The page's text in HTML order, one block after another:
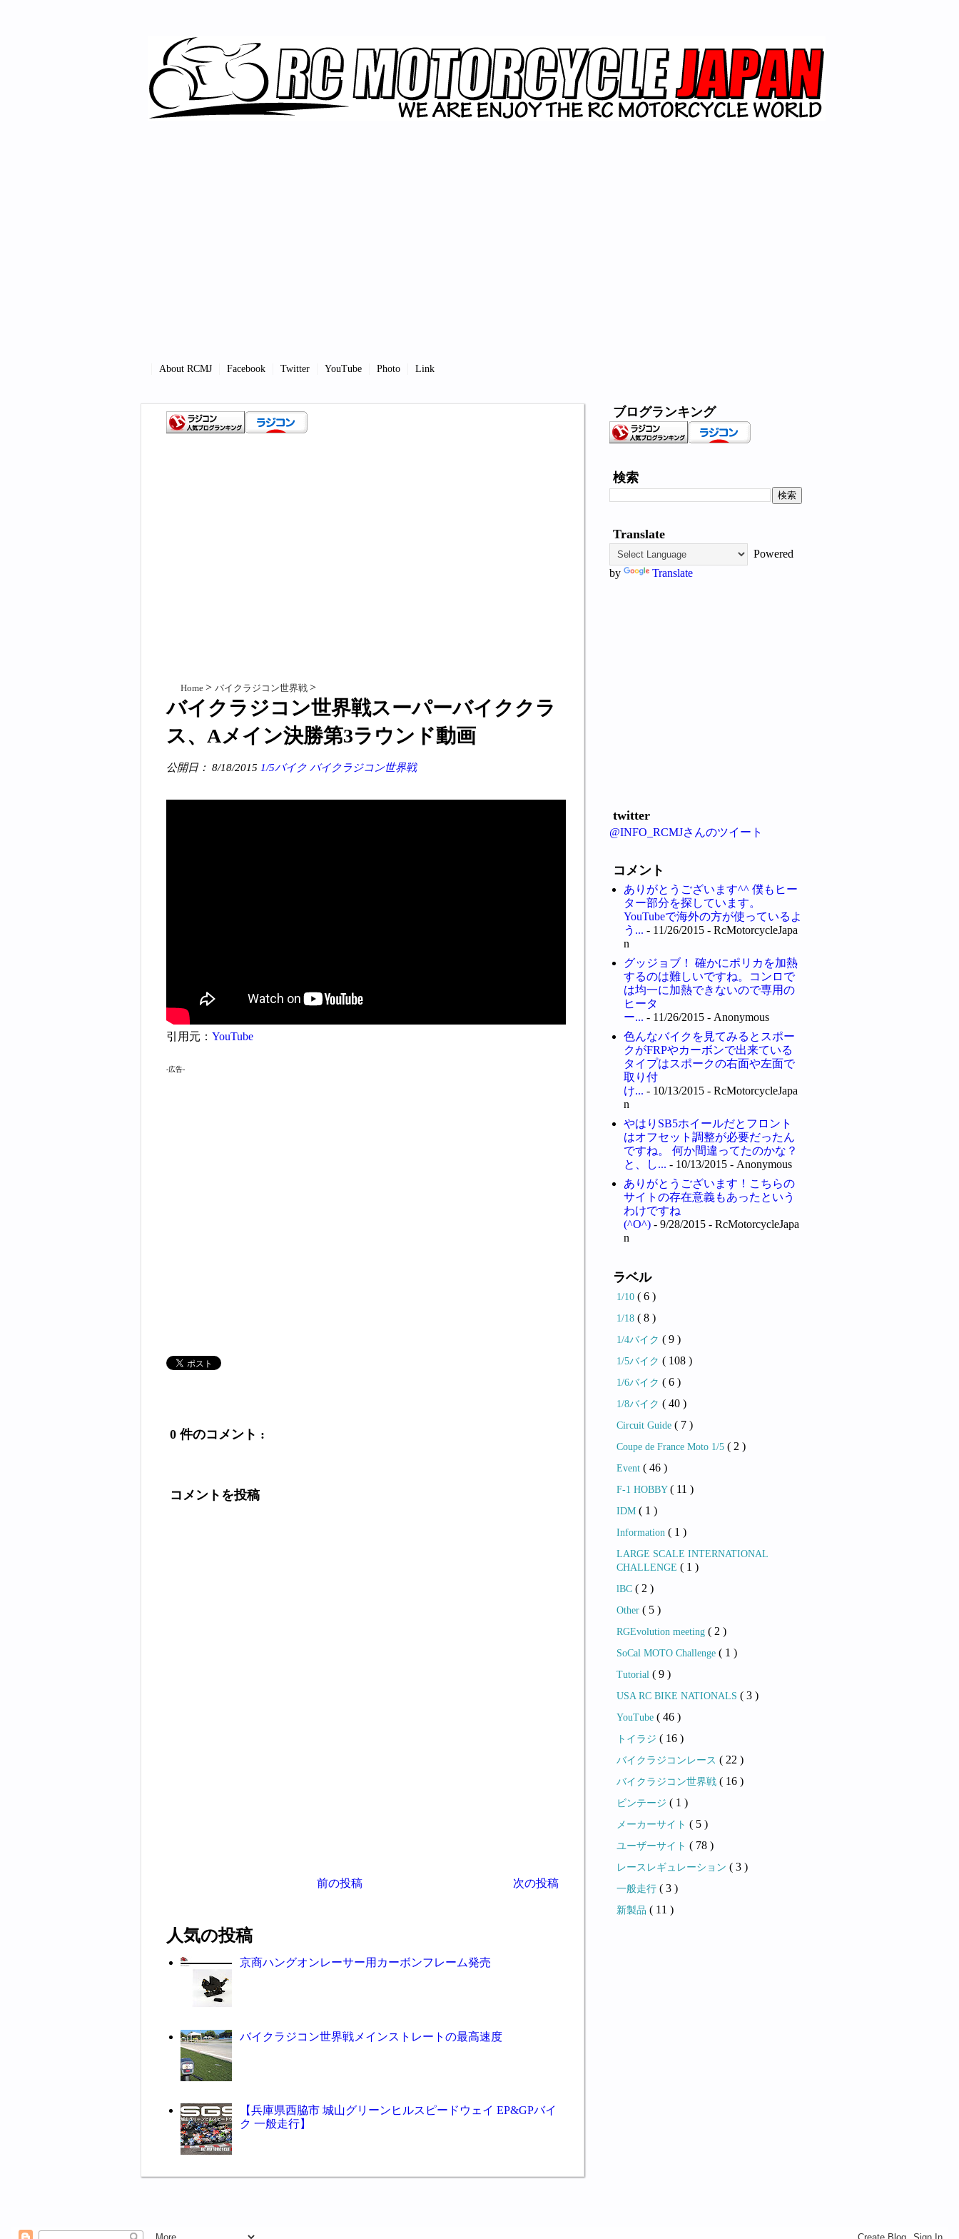
About RCMJ Facebook Twitter YouTube Photo Link
Home バイクラジコン世界戦
バイクラジコン世界戦スーパーバイククラ
ス、Aメイン決勝第3ラウンド動画
公開日： 8/18/2015 1/5バイク バイクラジコン世界戦
引用元： YouTube
-広告-
0 件のコメント :
コメントを投稿
前の投稿 次の投稿
人気の投稿
京商ハングオンレーサー用カーボンフレーム発売
バイクラジコン世界戦メインストレートの最高速度
【兵庫県西脇市 城山グリーンヒルスピードウェイ EP&GPバイ
ク 一般走行】
ブログランキング
検索
Translate
Powered
by
Translate
twitter
@INFO_RCMJさんのツイート
コメント
ありがとうございます^^ 僕もヒー
ター部分を探しています。
YouTubeで海外の方が使っているよ
う... - 11/26/2015 - RcMotorcycleJapa
n
グッジョブ！ 確かにポリカを加熱
するのは難しいですね。コンロで
は均一に加熱できないので専用の
ヒータ
ー... - 11/26/2015 - Anonymous
色んなバイクを見てみるとスポー
クがFRPやカーボンで出来ている
タイプはスポークの右面や左面で
取り付
け... - 10/13/2015 - RcMotorcycleJapa
n
やはりSB5ホイールだとフロント
はオフセット調整が必要だったん
ですね。 何か間違ってたのかな？
と、し... - 10/13/2015 - Anonymous
ありがとうございます！こちらの
サイトの存在意義もあったという
わけですね
(^O^) - 9/28/2015 - RcMotorcycleJapa
n
ラベル
1/10 ( 6 )
1/18 ( 8 )
1/4バイク ( 9 )
1/5バイク ( 108 )
1/6バイク ( 6 )
1/8バイク ( 40 )
Circuit Guide ( 7 )
Coupe de France Moto 1/5 ( 2 )
Event ( 46 )
F-1 HOBBY ( 11 )
IDM ( 1 )
Information ( 1 )
LARGE SCALE INTERNATIONAL
CHALLENGE ( 1 )
lBC ( 2 )
Other ( 5 )
RGEvolution meeting ( 2 )
SoCal MOTO Challenge ( 1 )
Tutorial ( 9 )
USA RC BIKE NATIONALS ( 3 )
YouTube ( 46 )
トイラジ ( 16 )
バイクラジコンレース ( 22 )
バイクラジコン世界戦 ( 16 )
ビンテージ ( 1 )
メーカーサイト ( 5 )
ユーザーサイト ( 78 )
レースレギュレーション ( 3 )
一般走行 ( 3 )
新製品 ( 11 )